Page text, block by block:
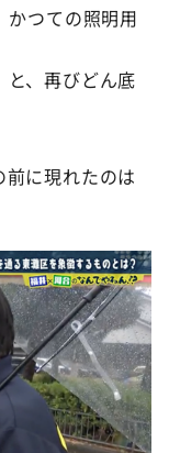
かつての照明用
、再びどん底
に現れたのは